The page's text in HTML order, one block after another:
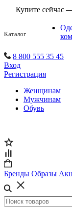
Купите сейчас
Каталог
8 800 555 35 45
Вход
Регистрация
Женщинам
Мужчинам
Обувь
Бренды Образы